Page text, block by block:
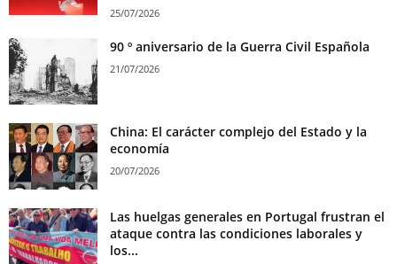
25/07/2026
90 º aniversario de la Guerra Civil Española
21/07/2026
China: El carácter complejo del Estado y la
economía
20/07/2026
Las huelgas generales en Portugal frustran el
ataque contra las condiciones laborales y
los...